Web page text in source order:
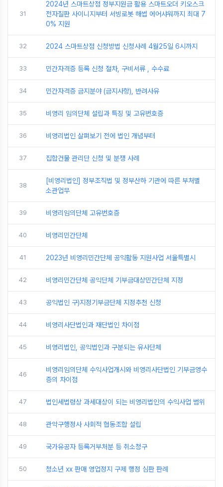
31
2024년 스마트상점 정부지원금 활용 스마트오더 키오스크
전자칠판 사이니지부터 서빙로봇 해썹 에어샤워까지 최대 7
0% 지원
32 2024 스마트상점 신청방법 신청사례 4월25일 6시까지
33 민간자격증 등록 신청 절차, 구비서류 , 수수료
34 민간자격증 금지분야 (금지사항), 반려사유
35 비영리 임의단체 설립과 특징 및 고유번호증
36 비영리법인 살펴보기 전에 법인 개념부터
37 집합건물 관리단 신청 및 분쟁 사례
38
[비영리법인] 정부조직법 및 정부산하 기관에 따른 부처별
소관업무
39 비영리임의단체 고유번호증
40 비영리민간단체
41 2023년 비영리민간단체 공익활동 지원사업 서울특별시
42 비영리민간단체 공익단체 기부금대상민간단체 지정
43 공익법인 구)지정기부금단체 지정추천 신청
44 비영리사단법인과 재단법인 차이점
45 비영리법인, 공익법인과 구분되는 유사단체
46
비영리임의단체 수익사업개시와 비영리사단법인 기부금영수
증의 차이점
47 법인세법령상 과세대상이 되는 비영리법인의 수익사업 범위
48 관악구행정사 사회적 협동조합 설립
49 국가유공자 등록거부처분 등 취소청구
50 청소년 xx 판매 영업정지 구제 행정 심판 판례